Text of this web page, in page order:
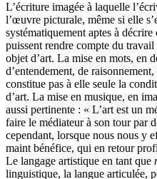
L’écriture imagée à laquelle
l’œuvre picturale, même si elle
systématiquement aptes à
puissent rendre compte du
objet d’art. La mise en mots, en
d’entendement, de
constitue pas à elle seule la
d’art. La mise en musique, en
aussi pertinente : « L’art est un
faire le médiateur à son tour par
cependant, lorsque nous nous y
maint bénéfice, qui en retour
Le langage artistique en tant que
linguistique, la langue articulée,